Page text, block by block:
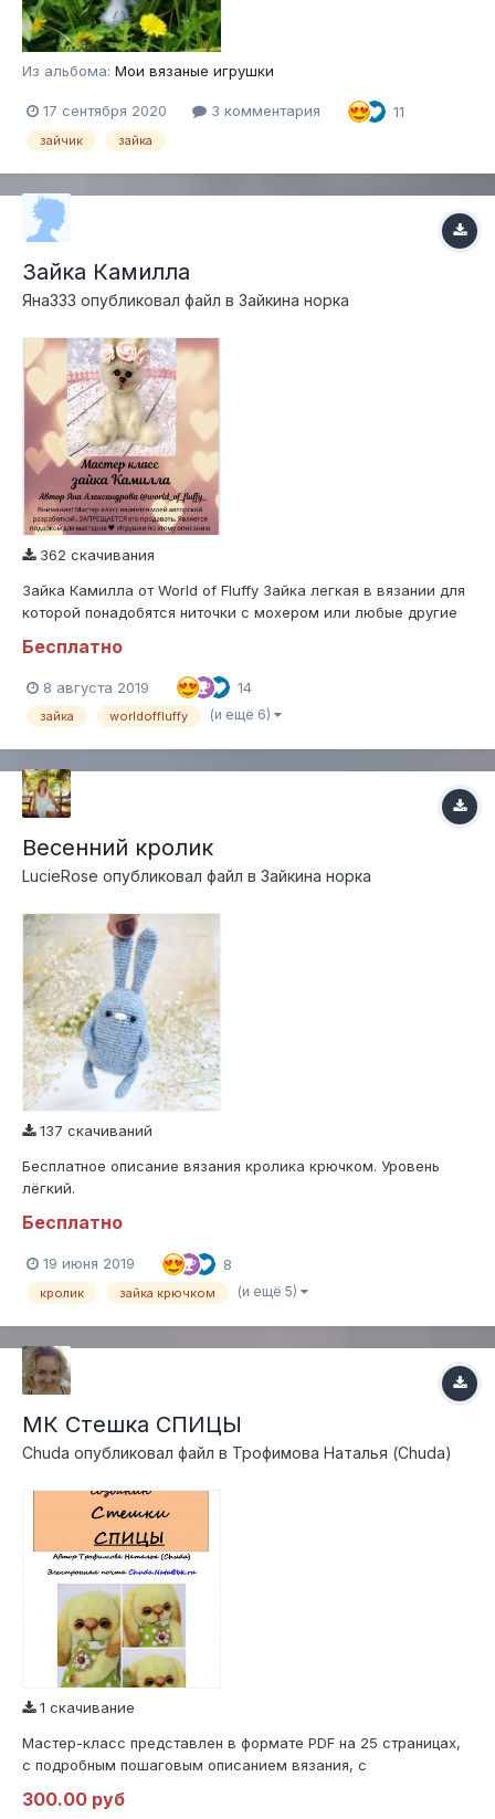
Из альбома: Мои вязаные игрушки
17 сентября 2020 3 комментария 11
зайчик зайка
Зайка Камилла
Яна333 опубликовал файл в Зайкина норка
362 скачивания
Зайка Камилла от World of Fluffy Зайка легкая в вязании для
которой понадобятся ниточки с мохером или любые другие
бесплатный подарок для рукодельниц.
Бесплатно
8 августа 2019 14
зайка worldoffluffy (и ещё 6)
Весенний кролик
LucieRose опубликовал файл в Зайкина норка
137 скачиваний
Бесплатное описание вязания кролика крючком. Уровень
лёгкий.
Бесплатно
19 июня 2019 8
кролик зайка крючком (и ещё 5)
МК Стешка СПИЦЫ
Chuda опубликовал файл в Трофимова Наталья (Chuda)
1 скачивание
Мастер-класс представлен в формате PDF на 25 страницах,
с подробным пошаговым описанием вязания, с
указанных материалов получаются игрушки высотой около
300.00 руб